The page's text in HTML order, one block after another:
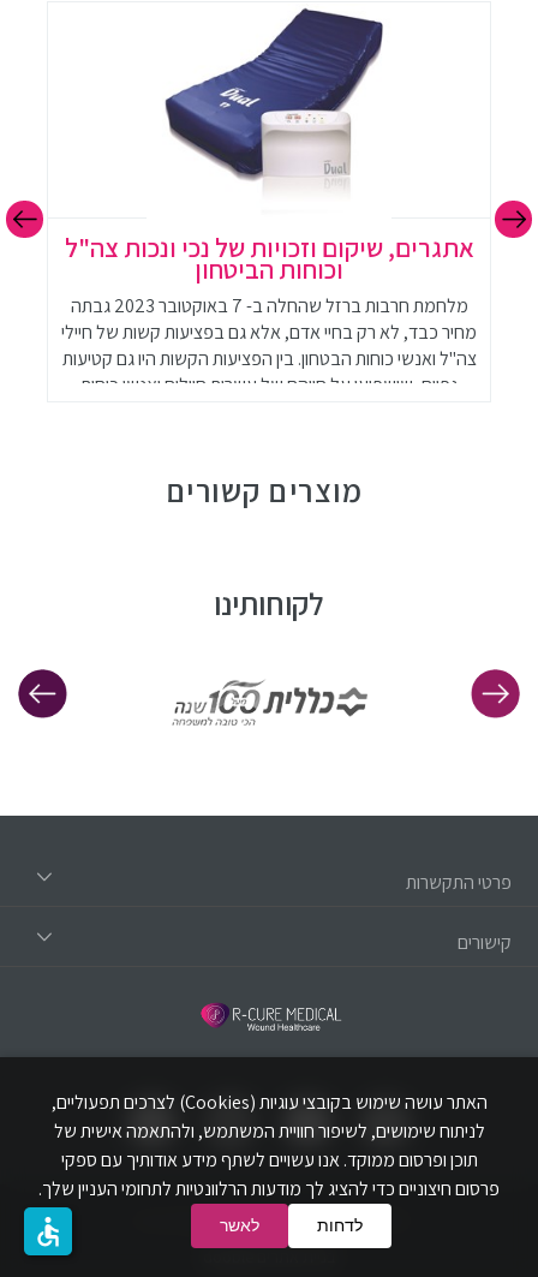
האתר עושה שימוש בקובצי עוגיות (Cookies) לצרכים תפעוליים,
לניתוח שימושים, לשיפור חוויית המשתמש, ולהתאמה אישית של
תוכן ופרסום ממוקד. אנו עשויים לשתף מידע אודותיך עם ספקי
פרסום חיצוניים כדי להציג לך מודעות הרלוונטיות לתחומי העניין שלך.
לדחות לאשר
אתגרים, שיקום וזכויות של נכי ונכות צה"ל
וכוחות הביטחון
מלחמת חרבות ברזל שהחלה ב- 7 באוקטובר 2023 גבתה
מחיר כבד, לא רק בחיי אדם, אלא גם בפציעות קשות של חיילי
צה"ל ואנשי כוחות הבטחון. בין הפציעות הקשות היו גם קטיעות
גפיים, שישפיעו על חייהם של עשרות חיילים ואנשי כוחות
מוצרים קשורים
לקוחותינו
פרטי התקשרות
קישורים
© כל הזכויות שמורות לאר-קיור מדיקל בע"מ
accessible